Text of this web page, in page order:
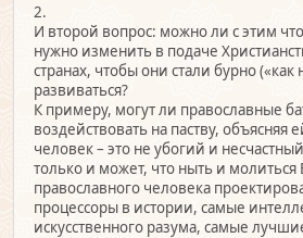
2.
И второй вопрос: можно ли с этим
нужно изменить в подаче
странах, чтобы они стали бурно
развиваться?
К примеру, могут ли православные
воздействовать на паству, объясняя
человек – это не убогий и
только и может, что ныть и молиться
православного человека
процессоры в истории, самые
искусственного разума, самые